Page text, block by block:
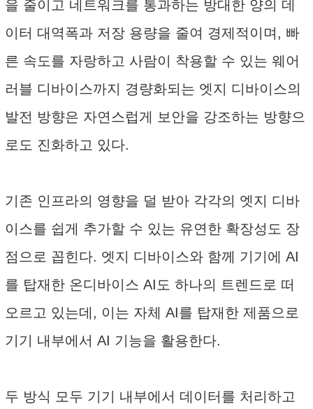
을 줄이고 네트워크를 통과하는 방대한 양의 데
이터 대역폭과 저장 용량을 줄여 경제적이며, 빠
른 속도를 자랑하고 사람이 착용할 수 있는 웨어
러블 디바이스까지 경량화되는 엣지 디바이스의
발전 방향은 자연스럽게 보안을 강조하는 방향으
로도 진화하고 있다.
기존 인프라의 영향을 덜 받아 각각의 엣지 디바
이스를 쉽게 추가할 수 있는 유연한 확장성도 장
점으로 꼽힌다. 엣지 디바이스와 함께 기기에 AI
를 탑재한 온디바이스 AI도 하나의 트렌드로 떠
오르고 있는데, 이는 자체 AI를 탑재한 제품으로
기기 내부에서 AI 기능을 활용한다.
두 방식 모두 기기 내부에서 데이터를 처리하고